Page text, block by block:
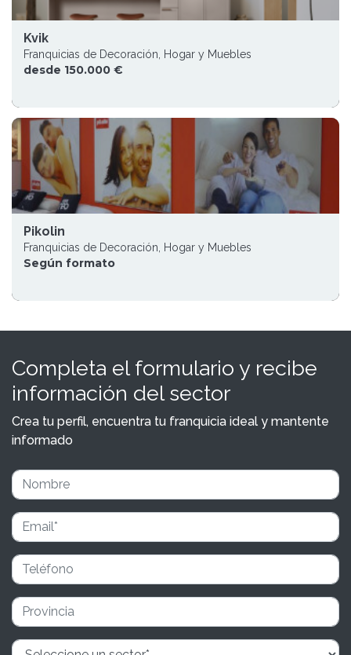
Kvik
Franquicias de Decoración, Hogar y Muebles
desde 150.000 €
Pikolin
Franquicias de Decoración, Hogar y Muebles
Según formato
Completa el formulario y recibe
información del sector
Crea tu perfil, encuentra tu franquicia ideal y mantente
informado